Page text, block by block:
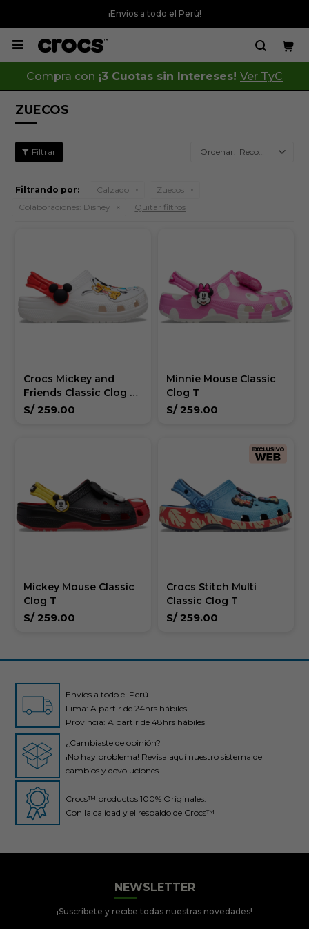
¡Envíos a todo el Perú!

Compra con ¡3 Cuotas sin Intereses! Ver TyC
ZUECOS
Recomendados
Filtrando por: Calzado
Zuecos
Colaboraciones: Disney Quitar filtros
Crocs Mickey and
Friends Classic Clog T
Niños
S/ 259.00
Minnie Mouse Classic
Clog T
S/ 259.00
Mickey Mouse Classic
Clog T
S/ 259.00
Crocs Stitch Multi
Classic Clog T
S/ 259.00
Envíos a todo el Perú
Lima: A partir de 24hrs hábiles
Provincia: A partir de 48hrs hábiles
¿Cambiaste de opinión?
¡No hay problema! Revisa aquí nuestro sistema de
cambios y devoluciones.
Crocs™ productos 100% Originales.
Con la calidad y el respaldo de Crocs™
NEWSLETTER
¡Suscríbete y recibe todas nuestras novedades!